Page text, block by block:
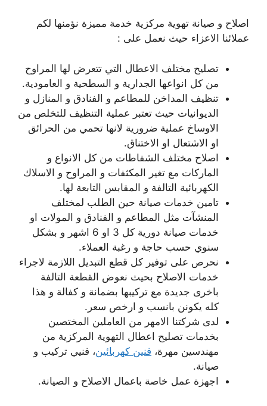
اصلاح و صيانة تهوية مركزية خدمة مميزة نؤمنها لكم
عملائنا الاعزاء حيث نعمل على :
تصليح مختلف الاعطال التي تتعرض لها المراوح
من كل انواعها الجدارية و السطحية و العامودية.
تنظيف المداخن للمطاعم و الفنادق و المنازل و
الديوانيات حيث تعتبر عملية التنظيف للتخلص من
الاوساخ عملية ضرورية لانها تحمي من الحرائق
او الاشتعال او الاختناق.
اصلاح مختلف الشفاطات من كل الانواع و
الماركات مع تغير المكثفات و المراوح و الاسلاك
الكهربائية التالفة و المقابس التابعة لها.
تامين خدمات صيانة حين الطلب لمختلف
المنشآت مثل المطاعم و الفنادق و المولات او
خدمات صيانة دورية كل 3 او 6 اشهر و بشكل
سنوي حسب حاجة و رغبة العملاء.
نحرص على توفير كل قطع التبديل اللازمة لاجراء
خدمات الاصلاح بحيث نعوض القطعة التالفة
باخرى جديدة مع تركيبها بضمانة و كفالة و هذا
كله يكونن بانسب و ارخص سعر.
لدى شركتنا الامهر من العاملين المختصين
بخدمات تصليح اعطال التهوية المركزية من
مهندسين مهرة، فنين كهربائين، فنيي تركيب و
صيانة.
اجهزة عمل خاصة باعمال الاصلاح و الصيانة.